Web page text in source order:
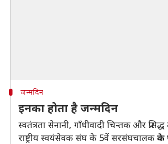
जन्मदिन
इनका होता है जन्मदिन
स्वतंत्रता सेनानी, गाँधीवादी चिन्तक और
राष्ट्रीय स्वयंसेवक संघ के 5वें सरसंघचालक के